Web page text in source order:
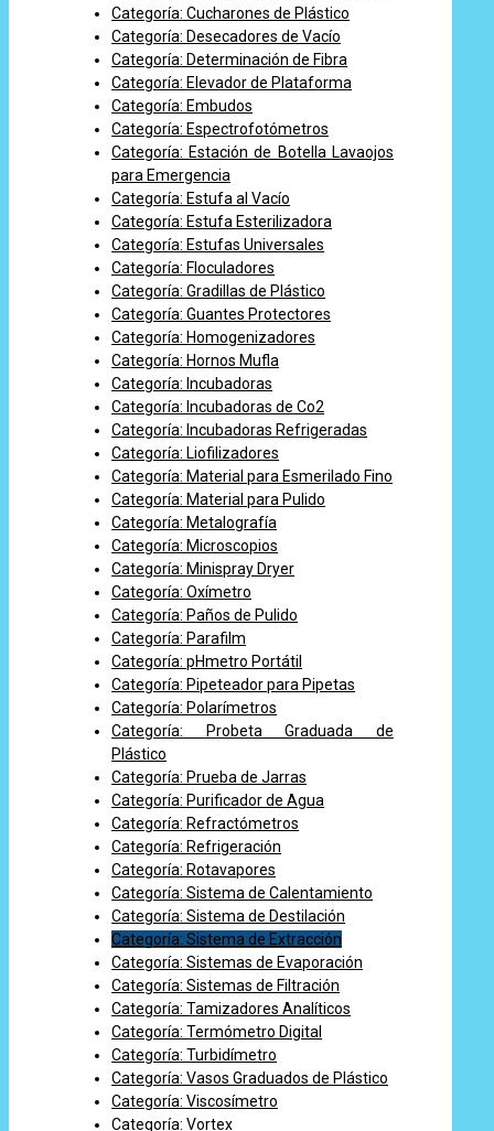
Categoría: Cucharones de Plástico
Categoría: Desecadores de Vacío
Categoría: Determinación de Fibra
Categoría: Elevador de Plataforma
Categoría: Embudos
Categoría: Espectrofotómetros
Categoría: Estación de Botella Lavaojos
para Emergencia
Categoría: Estufa al Vacío
Categoría: Estufa Esterilizadora
Categoría: Estufas Universales
Categoría: Floculadores
Categoría: Gradillas de Plástico
Categoría: Guantes Protectores
Categoría: Homogenizadores
Categoría: Hornos Mufla
Categoría: Incubadoras
Categoría: Incubadoras de Co2
Categoría: Incubadoras Refrigeradas
Categoría: Liofilizadores
Categoría: Material para Esmerilado Fino
Categoría: Material para Pulido
Categoría: Metalografía
Categoría: Microscopios
Categoría: Minispray Dryer
Categoría: Oxímetro
Categoría: Paños de Pulido
Categoría: Parafilm
Categoría: pHmetro Portátil
Categoría: Pipeteador para Pipetas
Categoría: Polarímetros
Categoría: Probeta Graduada de
Plástico
Categoría: Prueba de Jarras
Categoría: Purificador de Agua
Categoría: Refractómetros
Categoría: Refrigeración
Categoría: Rotavapores
Categoría: Sistema de Calentamiento
Categoría: Sistema de Destilación
Categoría: Sistema de Extracción
Categoría: Sistemas de Evaporación
Categoría: Sistemas de Filtración
Categoría: Tamizadores Analíticos
Categoría: Termómetro Digital
Categoría: Turbidímetro
Categoría: Vasos Graduados de Plástico
Categoría: Viscosímetro
Categoría: Vortex